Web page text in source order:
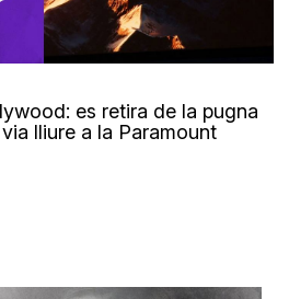
es retira de la pugna
lliure a la Paramount